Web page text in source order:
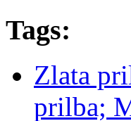
Tags:
Zlata
prilba;